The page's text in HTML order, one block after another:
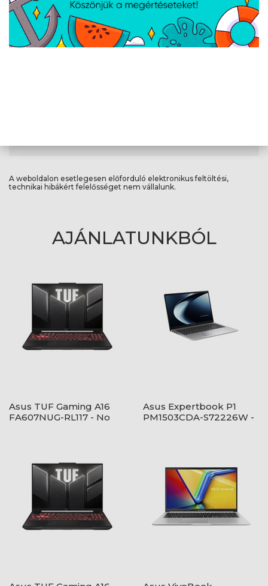
Egyéb
A weboldalon esetlegesen előforduló elektronikus feltöltési,
technikai hibákért felelősséget nem vállalunk.
AJÁNLATUNKBÓL
Asus TUF Gaming A16
FA607NUG-RL117 - No
Asus Expertbook P1
PM1503CDA-S72226W -